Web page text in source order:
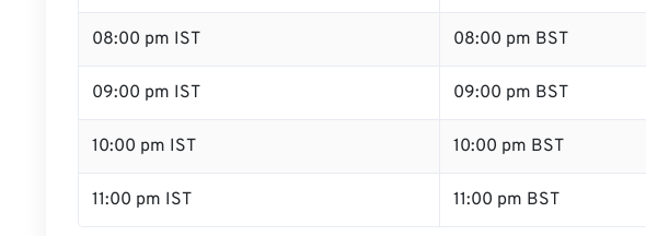
08:00 pm IST 08:00 pm BST
09:00 pm IST 09:00 pm BST
10:00 pm IST 10:00 pm BST
11:00 pm IST 11:00 pm BST